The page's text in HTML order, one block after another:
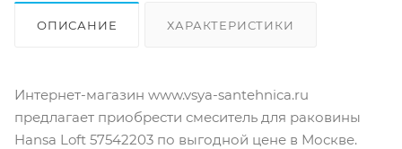
ОПИСАНИЕ ХАРАКТЕРИСТИКИ
Интернет-магазин www.vsya-santehnica.ru
предлагает приобрести смеситель для раковины
Hansa Loft 57542203 по выгодной цене в Москве.